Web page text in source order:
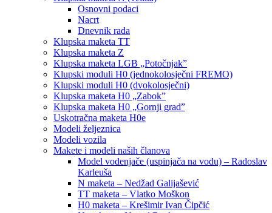
Osnovni podaci
Nacrt
Dnevnik rada
Klupska maketa TT
Klupska maketa Z
Klupska maketa LGB „Potočnjak”
Klupski moduli H0 (jednokolosječni FREMO)
Klupski moduli H0 (dvokolosječni)
Klupska maketa H0 „Zabok”
Klupska maketa H0 „Gornji grad”
Uskotračna maketa H0e
Modeli željeznica
Modeli vozila
Makete i modeli naših članova
Model vodenjače (uspinjača na vodu) – Radoslav
Karleuša
N maketa – Nedžad Galijašević
TT maketa – Vlatko Moškon
H0 maketa – Krešimir Ivan Čipčić